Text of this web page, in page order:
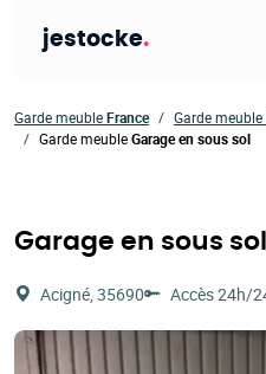
jestocke.
Garde meubleFrance Garde meuble
Garde meubleGarage en sous sol
Garage en sous sol
Acigné, 35690 Accès 24h/